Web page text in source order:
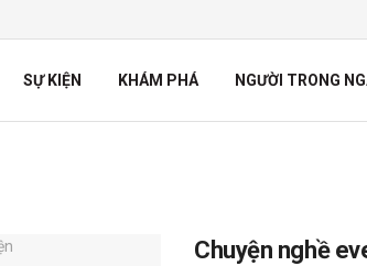
SỰ KIỆN KHÁM PHÁ NGƯỜI TRONG
Chuyện nghề